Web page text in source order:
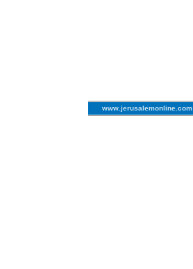
www.jerusalemonline.com